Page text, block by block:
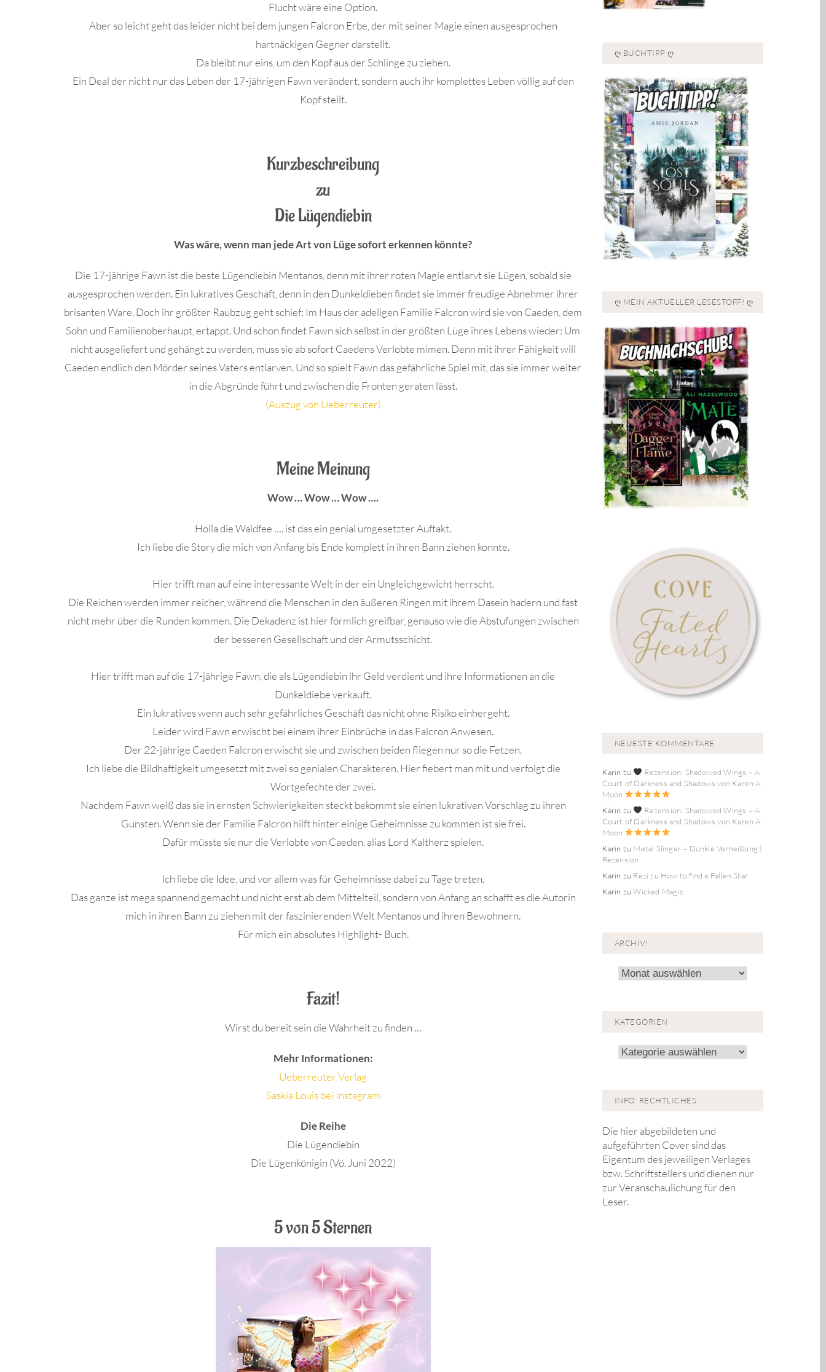
Flucht wäre eine Option.
Aber so leicht geht das leider nicht bei dem jungen Falcron Erbe, der mit seiner Magie einen ausgesprochen
hartnäckigen Gegner darstellt.
Da bleibt nur eins, um den Kopf aus der Schlinge zu ziehen.
Ein Deal der nicht nur das Leben der 17-jährigen Fawn verändert, sondern auch ihr komplettes Leben völlig auf den
Kopf stellt.
Kurzbeschreibung
zu
Die Lügendiebin
Was wäre, wenn man jede Art von Lüge sofort erkennen könnte?
Die 17-jährige Fawn ist die beste Lügendiebin Mentanos, denn mit ihrer roten Magie entlarvt sie Lügen, sobald sie
ausgesprochen werden. Ein lukratives Geschäft, denn in den Dunkeldieben findet sie immer freudige Abnehmer ihrer
brisanten Ware. Doch ihr größter Raubzug geht schief: Im Haus der adeligen Familie Falcron wird sie von Caeden, dem
Sohn und Familienoberhaupt, ertappt. Und schon findet Fawn sich selbst in der größten Lüge ihres Lebens wieder: Um
nicht ausgeliefert und gehängt zu werden, muss sie ab sofort Caedens Verlobte mimen. Denn mit ihrer Fähigkeit will
Caeden endlich den Mörder seines Vaters entlarven. Und so spielt Fawn das gefährliche Spiel mit, das sie immer weiter
in die Abgründe führt und zwischen die Fronten geraten lässt.
(Auszug von Ueberreuter)
Meine Meinung
Wow … Wow … Wow ….
Holla die Waldfee …. ist das ein genial umgesetzter Auftakt.
Ich liebe die Story die mich von Anfang bis Ende komplett in ihren Bann ziehen konnte.
Hier trifft man auf eine interessante Welt in der ein Ungleichgewicht herrscht.
Die Reichen werden immer reicher, während die Menschen in den äußeren Ringen mit ihrem Dasein hadern und fast
nicht mehr über die Runden kommen. Die Dekadenz ist hier förmlich greifbar, genauso wie die Abstufungen zwischen
der besseren Gesellschaft und der Armutsschicht.
Hier trifft man auf die 17-jährige Fawn, die als Lügendiebin ihr Geld verdient und ihre Informationen an die
Dunkeldiebe verkauft.
Ein lukratives wenn auch sehr gefährliches Geschäft das nicht ohne Risiko einhergeht.
Leider wird Fawn erwischt bei einem ihrer Einbrüche in das Falcron Anwesen.
Der 22-jährige Caeden Falcron erwischt sie und zwischen beiden fliegen nur so die Fetzen.
Ich liebe die Bildhaftigkeit umgesetzt mit zwei so genialen Charakteren. Hier fiebert man mit und verfolgt die
Wortgefechte der zwei.
Nachdem Fawn weiß das sie in ernsten Schwierigkeiten steckt bekommt sie einen lukrativen Vorschlag zu ihren
Gunsten. Wenn sie der Familie Falcron hilft hinter einige Geheimnisse zu kommen ist sie frei.
Dafür müsste sie nur die Verlobte von Caeden, alias Lord Kaltherz spielen.
Ich liebe die Idee, und vor allem was für Geheimnisse dabei zu Tage treten.
Das ganze ist mega spannend gemacht und nicht erst ab dem Mittelteil, sondern von Anfang an schafft es die Autorin
mich in ihren Bann zu ziehen mit der faszinierenden Welt Mentanos und ihren Bewohnern.
Für mich ein absolutes Highlight- Buch.
Fazit!
Wirst du bereit sein die Wahrheit zu finden …
Mehr Informationen:
Ueberreuter Verlag
Saskia Louis bei Instagram
Die Reihe
Die Lügendiebin
Die Lügenkönigin (Vö. Juni 2022)
5 von 5 Sternen
Ღ BUCHTIPP Ღ
Ღ MEIN AKTUELLER LESESTOFF! Ღ
NEUESTE KOMMENTARE
Karin zu
Rezension: Shadowed Wings – A
Court of Darkness and Shadows von Karen A.
Moon
Karin zu
Rezension: Shadowed Wings – A
Court of Darkness and Shadows von Karen A.
Moon
Karin zu Metal Slinger – Dunkle Verheißung |
Rezension
Karin zu Rezi zu How to find a Fallen Star
Karin zuWicked Magic
ARCHIV!
Archiv!
KATEGORIEN
Kategorien
INFO: RECHTLICHES
Die hier abgebildeten und
aufgeführten Cover sind das
Eigentum des jeweiligen Verlages
bzw. Schriftstellers und dienen nur
zur Veranschaulichung für den
Leser.